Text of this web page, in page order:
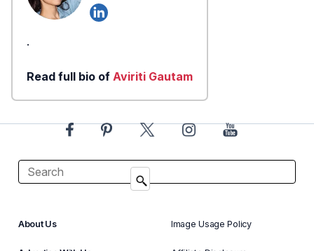
.
Read full bio of Aviriti Gautam
About Us Image Usage Policy